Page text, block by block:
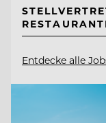
Entdecke alle